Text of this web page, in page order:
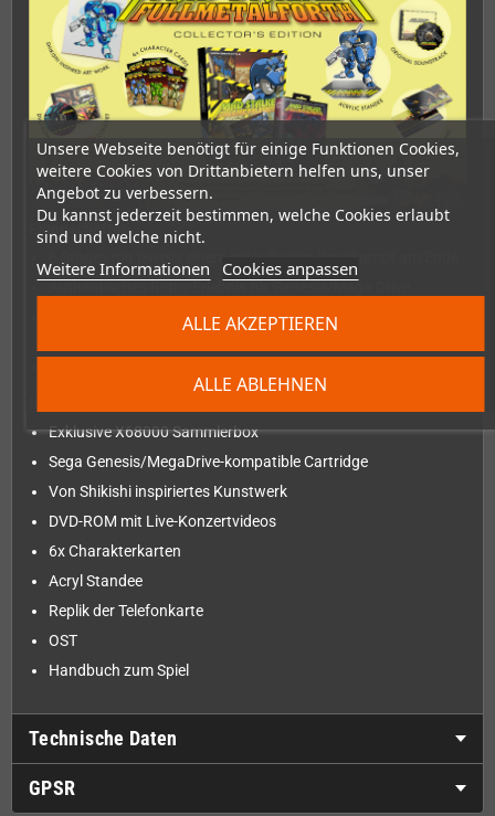
Unsere Webseite benötigt für einige Funktionen Cookies,
weitere Cookies von Drittanbietern helfen uns, unser
Angebot zu verbessern.
Du kannst jederzeit bestimmen, welche Cookies erlaubt
sind und welche nicht.
Weitere Informationen Cookies anpassen
ALLE ABLEHNEN
ALLE AKZEPTIEREN
Eigenschaften
Fantastische Mischung aus Beat 'em Up und
Exklusive X68000 Sammlerbox
Sega Genesis/MegaDrive-kompatible Cartridge
Von Shikishi inspiriertes Kunstwerk
DVD-ROM mit Live-Konzertvideos
6x Charakterkarten
Acryl Standee
Replik der Telefonkarte
OST
Handbuch zum Spiel
Technische Daten
GPSR